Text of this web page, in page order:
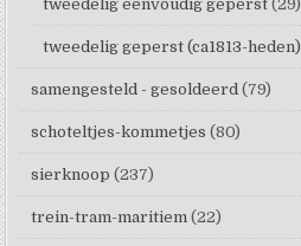
tweedelig eenvoudig geperst (29)
tweedelig geperst (ca1813-heden)
samengesteld - gesoldeerd (79)
schoteltjes-kommetjes (80)
sierknoop (237)
trein-tram-maritiem (22)